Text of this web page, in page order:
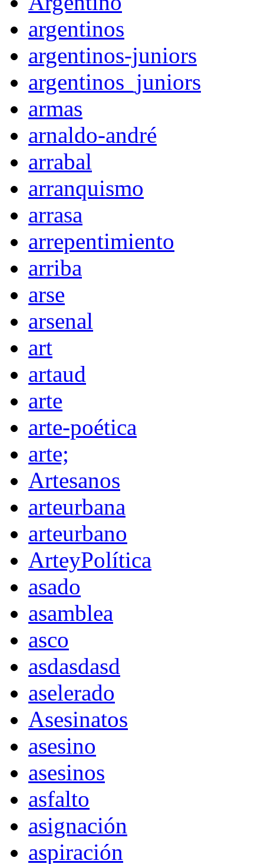
argentinos
argentinos-juniors
argentinos_juniors
armas
arnaldo-andré
arrabal
arranquismo
arrasa
arrepentimiento
arriba
arse
arsenal
art
artaud
arte
arte-poética
arte;
Artesanos
arteurbana
arteurbano
ArteyPolítica
asado
asamblea
asco
asdasdasd
aselerado
Asesinatos
asesino
asesinos
asfalto
asignación
aspiración